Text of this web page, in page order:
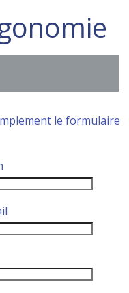
le formulaire